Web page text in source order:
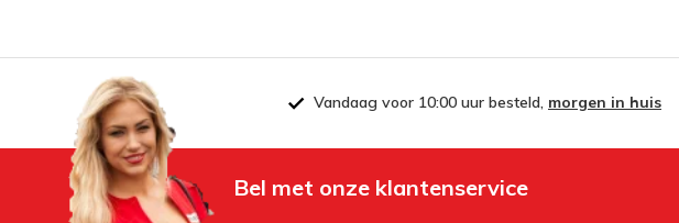
Vandaag voor 10:00 uur besteld, morgen in huis
Bel met onze klantenservice